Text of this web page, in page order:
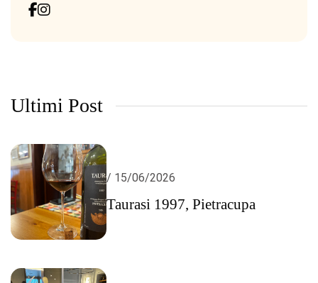
Ultimi Post
/ 15/06/2026
Taurasi 1997, Pietracupa